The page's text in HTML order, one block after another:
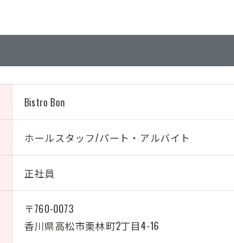
Bistro Bon
ホールスタッフ/パート・アルバイト
正社員
〒760-0073
香川県高松市栗林町2丁目4-16